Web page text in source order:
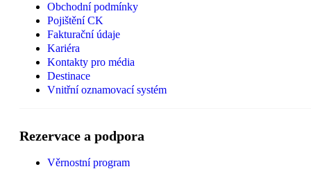
Obchodní podmínky
Pojištění CK
Fakturační údaje
Kariéra
Kontakty pro média
Destinace
Vnitřní oznamovací systém
Rezervace a podpora
Věrnostní program